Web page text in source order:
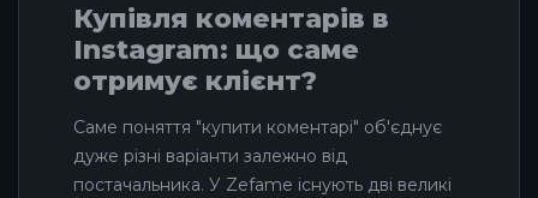
Купівля коментарів в
Instagram: що саме
отримує клієнт?
Саме поняття "купити коментарі" об'єднує
дуже різні варіанти залежно від
постачальника. У Zefame існують дві великі